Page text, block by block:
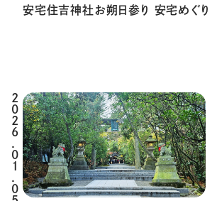
安宅住吉神社お朔日参り 安宅めぐり
2
0
2
6
.
0
1
.
0